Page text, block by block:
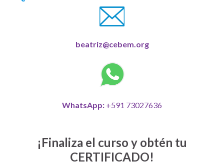
beatriz@cebem.org
WhatsApp: +591 73027636
¡Finaliza el curso y obtén tu
CERTIFICADO!